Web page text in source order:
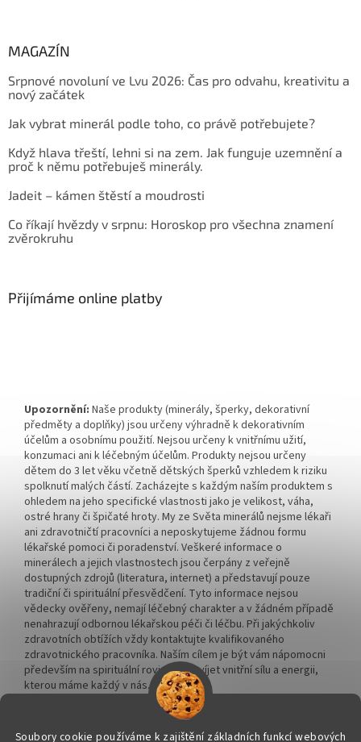
Soubory cookie používáme k zajištění základních funkcí webových
MAGAZÍN
Srpnové novoluní ve Lvu 2026: Čas pro odvahu, kreativitu a
nový začátek
Jak vybrat minerál podle toho, co právě potřebujete?
Když hlava třeští, lehni si na zem. Jak funguje uzemnění a
proč k němu potřebuješ minerály.
Jadeit – kámen štěstí a moudrosti
Co říkají hvězdy v srpnu: Horoskop pro všechna znamení
zvěrokruhu
Přijímáme online platby
Upozornění: Naše produkty (minerály, šperky, dekorativní
předměty a doplňky) jsou určeny výhradně k dekorativním
účelům a osobnímu použití. Nejsou určeny k vnitřnímu užití,
konzumaci ani k léčebným účelům. Produkty nejsou určeny
dětem do 3 let věku včetně dětských šperků vzhledem k riziku
spolknutí malých částí. Zacházejte s každým naším produktem s
ohledem na jeho specifické vlastnosti jako je velikost, váha,
ostré hrany či špičaté hroty. My ze Světa minerálů nejsme lékaři
ani zdravotničtí pracovníci a neposkytujeme žádnou formu
lékařské pomoci či poradenství. Veškeré informace o
minerálech a jejich vlastnostech jsou čerpány z veřejně
dostupných zdrojů (literatura, internet) a představují pouze
tradiční či spirituální přesvědčení. Tyto informace nejsou
vědecky ověřeny, nemají léčebný charakter a v žádném případě
nenahrazují odbornou lékařskou péči či léčbu. Při jakýchkoliv
zdravotních obtížích vždy kontaktujte kvalifikovaného
zdravotnického pracovníka. Naším cílem je být vám nápomocni
především na spirituální rovině a rozvíjet vnitřní sílu a energii,
kterou máme každý v nás.